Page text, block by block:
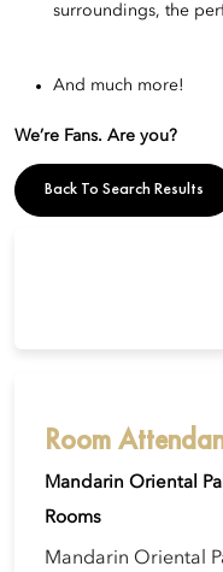
surroundings, the
And much more!
We’re Fans. Are you?
Back To Search Results
Room
Mandarin Oriental
Rooms
Mandarin Oriental